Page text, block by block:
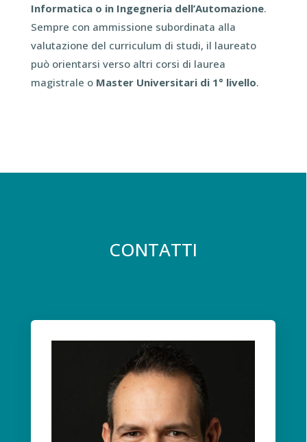
Informatica o in Ingegneria dell’Automazione.
Sempre con ammissione subordinata alla
valutazione del curriculum di studi, il laureato
può orientarsi verso altri corsi di laurea
magistrale o Master Universitari di 1° livello.
CONTATTI